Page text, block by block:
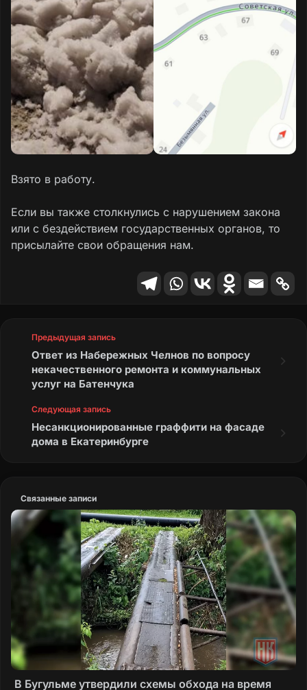
Взято в работу.
Если вы также столкнулись с нарушением закона
или с бездействием государственных органов, то
присылайте свои обращения нам.
Предыдущая запись
Ответ из Набережных Челнов по вопросу
некачественного ремонта и коммунальных
услуг на Батенчука
Следующая запись
Несанкционированные граффити на фасаде
дома в Екатеринбурге
Связанные записи
В Бугульме утвердили схемы обхода на время